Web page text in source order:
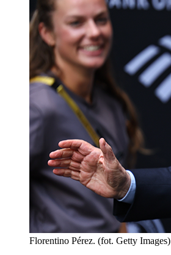
Florentino Pérez. (fot. Getty Images)